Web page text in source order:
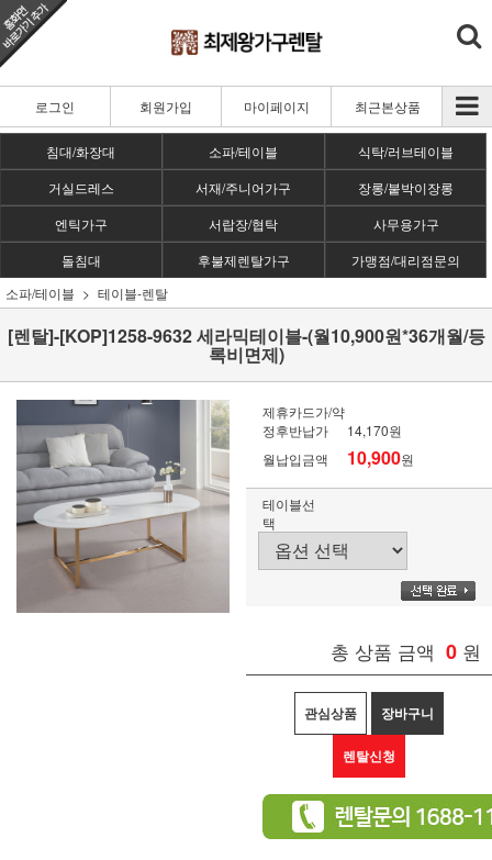
로그인 회원가입 마이페이지 최근본상품
침대/화장대 소파/테이블
식탁/러브테이블
거실드레스
서재/주니어가구
장롱/붙박이장롱
엔틱가구
서랍장/협탁
사무용가구
돌침대
후불제렌탈가구
가맹점/대리점문의
소파/테이블
테이블-렌탈
[렌탈]-[KOP]1258-9632 세라믹테이블-(월10,900원*36개월/등
록비면제)
제휴카드가/약
정후반납가
14,170원
월납입금액
10,900원
테이블선
택
총 상품 금액 0 원
관심상품 장바구니
렌탈신청